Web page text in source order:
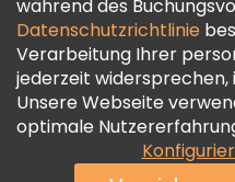
während des
Datenschutzrichtlinie
Verarbeitung Ihrer
jederzeit widersprechen,
Unsere Webseite
optimale